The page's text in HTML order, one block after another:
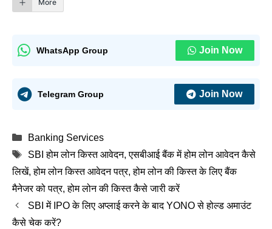
More
WhatsApp Group Join Now
Telegram Group Join Now
Categories
Banking Services
Tags
SBI होम लोन किस्त आवेदन,एसबीआई बैंक में होम लोन आवेदन कैसे
लिखें,होम लोन किस्त आवेदन पत्र,होम लोन की किस्त के लिए बैंक
मैनेजर को पत्र,होम लोन की किस्त कैसे जारी करें
SBI में IPO के लिए अप्लाई करने के बाद YONO से होल्ड अमाउंट
कैसे चेक करें?